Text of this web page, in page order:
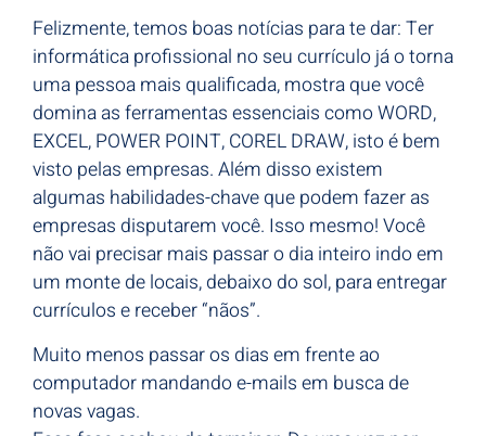
Felizmente, temos boas notícias para te dar: Ter
informática profissional no seu currículo já o torna
uma pessoa mais qualificada, mostra que você
domina as ferramentas essenciais como WORD,
EXCEL, POWER POINT, COREL DRAW, isto é bem
visto pelas empresas. Além disso existem
algumas habilidades-chave que podem fazer as
empresas disputarem você. Isso mesmo! Você
não vai precisar mais passar o dia inteiro indo em
um monte de locais, debaixo do sol, para entregar
currículos e receber “nãos”.
Muito menos passar os dias em frente ao
computador mandando e-mails em busca de
novas vagas.